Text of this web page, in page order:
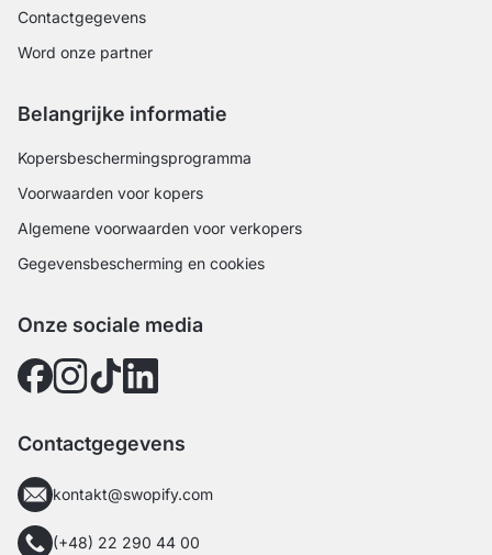
Contactgegevens
Word onze partner
Belangrijke informatie
Kopersbeschermingsprogramma
Voorwaarden voor kopers
Algemene voorwaarden voor verkopers
Gegevensbescherming en cookies
Onze sociale media
Contactgegevens
kontakt@swopify.com
(+48) 22 290 44 00